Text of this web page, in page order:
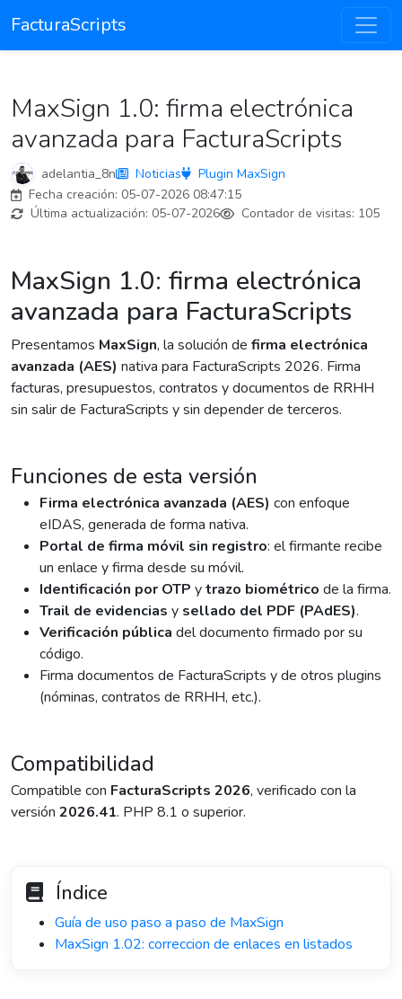
FacturaScripts
MaxSign 1.0: firma electrónica
avanzada para FacturaScripts
adelantia_8n Noticias
Plugin MaxSign
Fecha creación: 05-07-2026 08:47:15
Última actualización: 05-07-2026 Contador de visitas: 105
MaxSign 1.0: firma electrónica
avanzada para FacturaScripts
Presentamos MaxSign, la solución de firma electrónica
avanzada (AES) nativa para FacturaScripts 2026. Firma
facturas, presupuestos, contratos y documentos de RRHH
sin salir de FacturaScripts y sin depender de terceros.
Funciones de esta versión
Firma electrónica avanzada (AES) con enfoque
eIDAS, generada de forma nativa.
Portal de firma móvil sin registro: el firmante recibe
un enlace y firma desde su móvil.
Identificación por OTP ytrazo biométrico de la firma.
Trail de evidencias y sellado del PDF (PAdES).
Verificación pública del documento firmado por su
código.
Firma documentos de FacturaScripts y de otros plugins
(nóminas, contratos de RRHH, etc.).
Compatibilidad
Compatible con FacturaScripts 2026, verificado con la
versión 2026.41. PHP 8.1 o superior.
Índice
Guía de uso paso a paso de MaxSign
MaxSign 1.02: correccion de enlaces en listados